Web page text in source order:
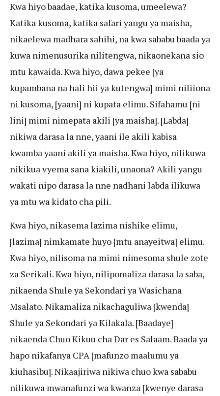
Kwa hiyo baadae, katika kusoma, umeelewa?
Katika kusoma, katika safari yangu ya maisha,
nikaelewa madhara sahihi, na kwa sababu baada ya
kuwa nimenusurika nilitengwa, nikaonekana sio
mtu kawaida. Kwa hiyo, dawa pekee [ya
kupambana na hali hii ya kutengwa] mimi niliiona
ni kusoma, [yaani] ni kupata elimu. Sifahamu [ni
lini] mimi nimepata akili [ya maisha]. [Labda]
nikiwa darasa la nne, yaani ile akili kabisa
kwamba yaani akili ya maisha. Kwa hiyo, nilikuwa
nikikua vyema sana kiakili, unaona? Akili yangu
wakati nipo darasa la nne nadhani labda ilikuwa
ya mtu wa kidato cha pili.
Kwa hiyo, nikasema lazima nishike elimu,
[lazima] nimkamate huyo [mtu anayeitwa] elimu.
Kwa hiyo, nilisoma na mimi nimesoma shule zote
za Serikali. Kwa hiyo, nilipomaliza darasa la saba,
nikaenda Shule ya Sekondari ya Wasichana
Msalato. Nikamaliza nikachaguliwa [kwenda]
Shule ya Sekondari ya Kilakala. [Baadaye]
nikaenda Chuo Kikuu cha Dar es Salaam. Baada ya
hapo nikafanya CPA [mafunzo maalumu ya
kiuhasibu]. Nikaajiriwa nikiwa chuo kwa sababu
nilikuwa mwanafunzi wa kwanza [kwenye darasa